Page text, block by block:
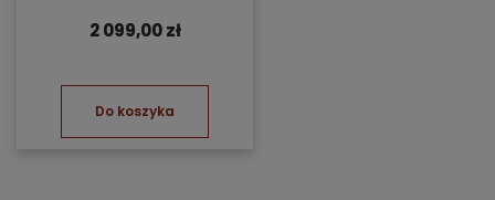
2 099,00 zł
Do koszyka